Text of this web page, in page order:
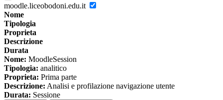
moodle.liceobodoni.edu.it
Nome
Tipologia
Proprieta
Descrizione
Durata
Nome: MoodleSession
Tipologia: analitico
Proprieta: Prima parte
Descrizione: Analisi e profilazione navigazione utente
Durata: Sessione